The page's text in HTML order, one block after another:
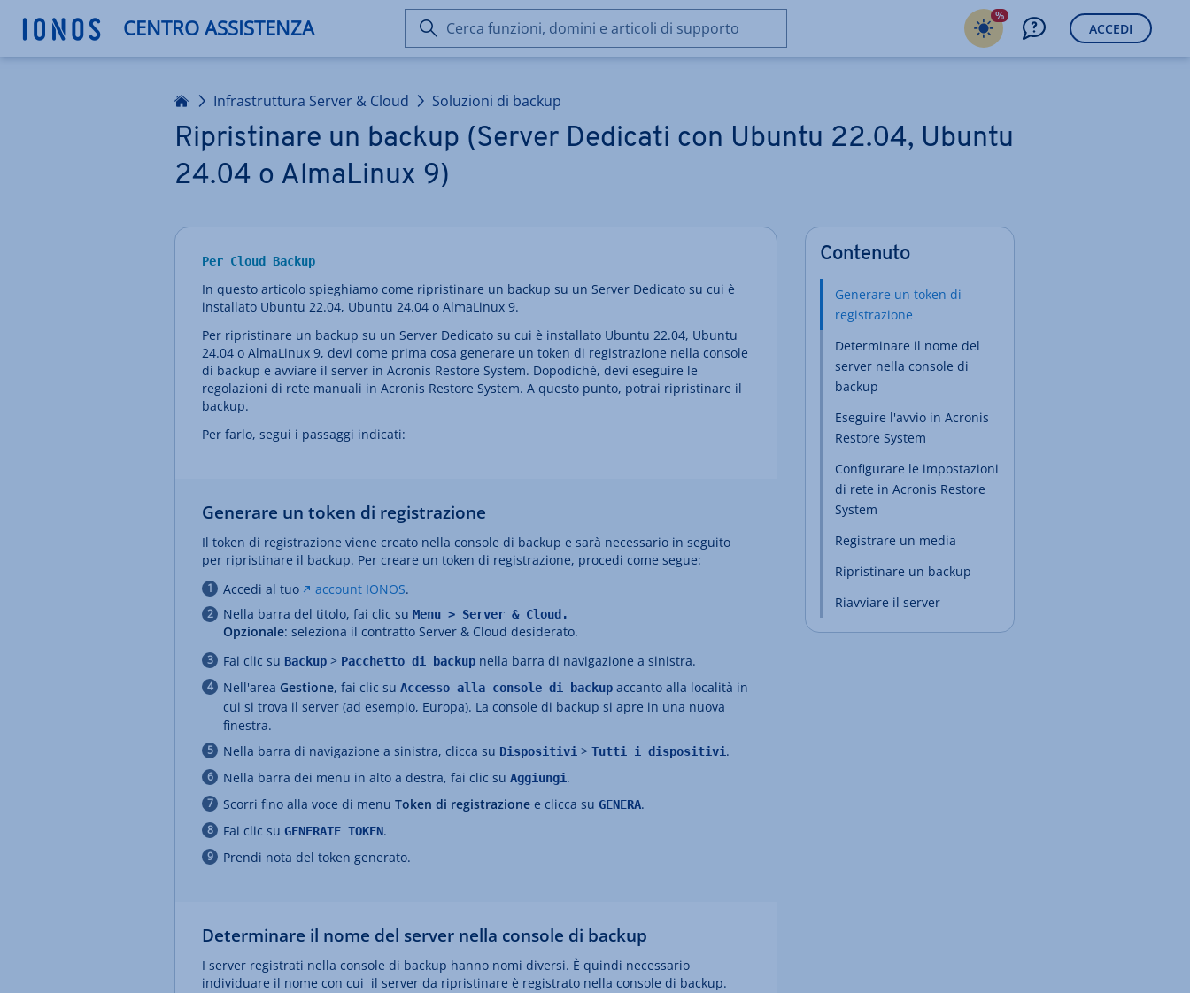
CENTRO ASSISTENZA
Cerca
funzioni,
supporto
%
ACCEDI
Homepage Infrastruttura Server & Cloud Soluzioni di backup
Ripristinare un backup (Server Dedicati con Ubuntu 22.04, Ubuntu
24.04 o AlmaLinux 9)
Per Cloud Backup
In questo articolo spieghiamo come ripristinare un backup su un Server Dedicato su cui è
installato Ubuntu 22.04, Ubuntu 24.04 o AlmaLinux 9.
Per ripristinare un backup su un Server Dedicato su cui è installato Ubuntu 22.04, Ubuntu
24.04 o AlmaLinux 9, devi come prima cosa generare un token di registrazione nella console
di backup e avviare il server in Acronis Restore System. Dopodiché, devi eseguire le
regolazioni di rete manuali in Acronis Restore System. A questo punto, potrai ripristinare il
backup.
Per farlo, segui i passaggi indicati:
Generare un token di registrazione
Il token di registrazione viene creato nella console di backup e sarà necessario in seguito
per ripristinare il backup. Per creare un token di registrazione, procedi come segue:
Accedi al tuo
account IONOS.
Nella barra del titolo, fai clic su Menu > Server & Cloud .
Opzionale: seleziona il contratto Server & Cloud desiderato.
Fai clic su Backup > Pacchetto di backup nella barra di navigazione a sinistra.
Nell'area Gestione, fai clic su Accesso alla console di backup accanto alla località in
cui si trova il server (ad esempio, Europa). La console di backup si apre in una nuova
finestra.
Nella barra di navigazione a sinistra, clicca su Dispositivi > Tutti i dispositivi.
Nella barra dei menu in alto a destra, fai clic su Aggiungi.
Scorri fino alla voce di menu Token di registrazione e clicca su GENERA.
Fai clic su GENERATE TOKEN.
Prendi nota del token generato.
Determinare il nome del server nella console di backup
I server registrati nella console di backup hanno nomi diversi. È quindi necessario
individuare il nome con cui il server da ripristinare è registrato nella console di backup.
Contenuto
Generare un token di
registrazione
Determinare il nome del
server nella console di
backup
Eseguire l'avvio in Acronis
Restore System
Configurare le impostazioni
di rete in Acronis Restore
System
Registrare un media
Ripristinare un backup
Riavviare il server